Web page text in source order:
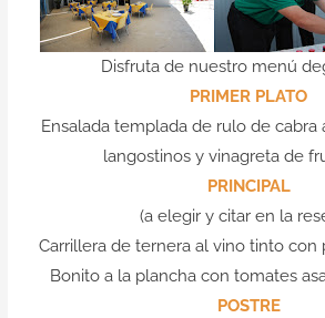
Disfruta de nuestro menú
PRIMER PLATO
Ensalada templada de rulo de cabra
langostinos y vinagreta de
PRINCIPAL
(a elegir y citar en la
Carrillera de ternera al vino tinto con
Bonito a la plancha con tomates
POSTRE